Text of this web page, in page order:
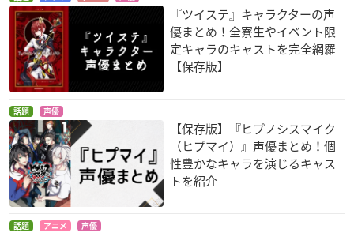
『ツイステ』キャラクターの声
優まとめ！全寮生やイベント限
定キャラのキャストを完全網羅
【保存版】
話題 声優
【保存版】『ヒプノシスマイク
（ヒプマイ）』声優まとめ！個
性豊かなキャラを演じるキャス
トを紹介
話題 アニメ 声優